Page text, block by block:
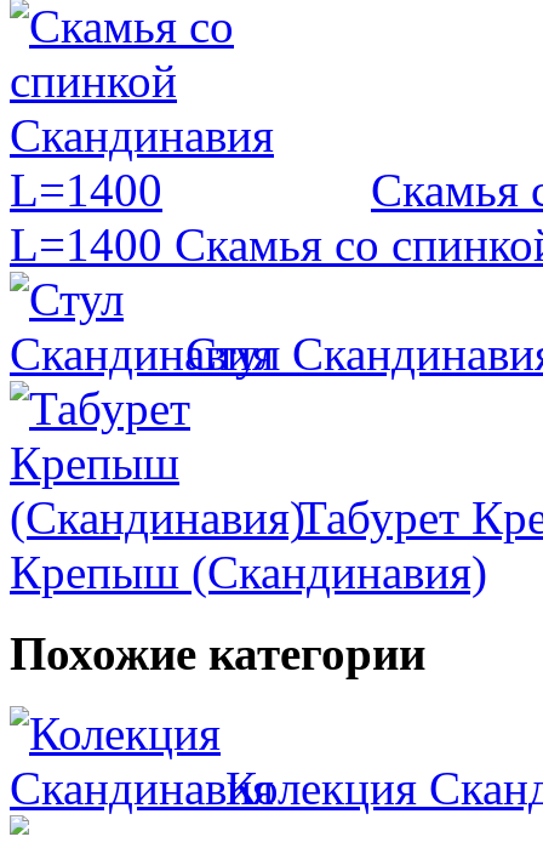
Скамья
L=1400 Скамья со
Стул
Табурет
Крепыш (Скандинавия)
Похожие категории
Колекция